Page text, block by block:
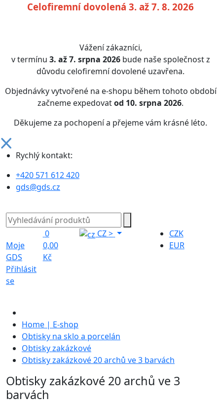
Celofiremní dovolená 3. až 7. 8. 2026
Vážení zákazníci,
v termínu 3. až 7. srpna 2026bude naše společnost z
důvodu celofiremní dovolené uzavřena.
Objednávky vytvořené na e-shopu během tohoto období
začneme expedovatod 10. srpna 2026.
Děkujeme za pochopení a přejeme vám krásné léto.
Rychlý kontakt:
+420 571 612 420
gds@gds.cz
Moje
GDS
Přihlásit
se
0
0,00
Kč
CZ>
CZK
EUR
Home | E-shop
Obtisky na sklo a porcelán
Obtisky zakázkové
Obtisky zakázkové 20 archů ve 3 barvách
Obtisky zakázkové 20 archů ve 3
barvách